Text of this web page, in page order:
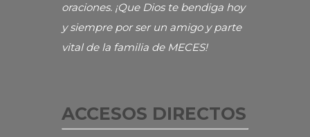
oraciones. ¡Que Dios te bendiga hoy
y siempre por ser un amigo y parte
vital de la familia de MECES!
ACCESOS DIRECTOS